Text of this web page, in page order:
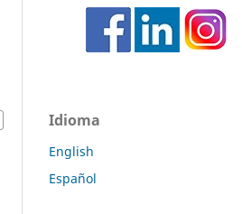
Idioma
English
Español